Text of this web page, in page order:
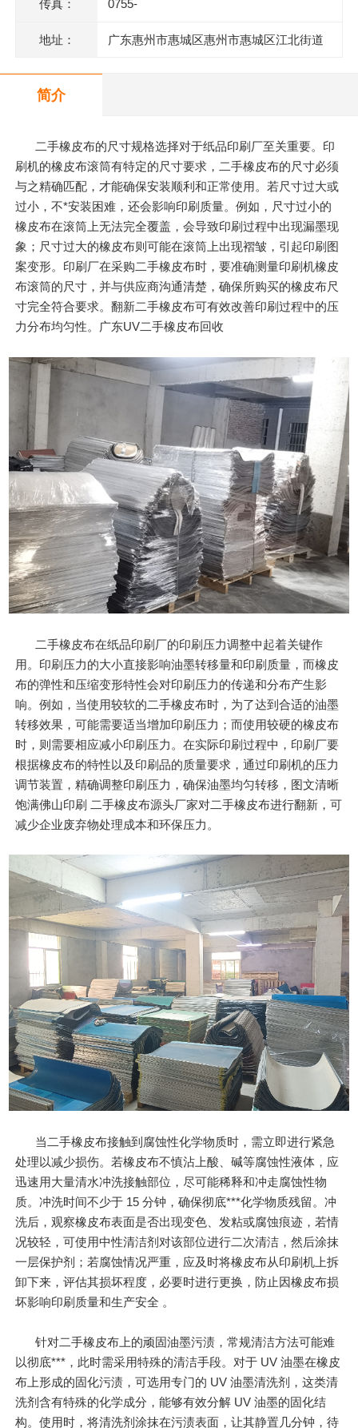
传真： 0755-
地址： 广东惠州市惠城区惠州市惠城区江北街道
简介
二手橡皮布的尺寸规格选择对于纸品印刷厂至关重要。印
刷机的橡皮布滚筒有特定的尺寸要求，二手橡皮布的尺寸必须
与之精确匹配，才能确保安装顺利和正常使用。若尺寸过大或
过小，不*安装困难，还会影响印刷质量。例如，尺寸过小的
橡皮布在滚筒上无法完全覆盖，会导致印刷过程中出现漏墨现
象；尺寸过大的橡皮布则可能在滚筒上出现褶皱，引起印刷图
案变形。印刷厂在采购二手橡皮布时，要准确测量印刷机橡皮
布滚筒的尺寸，并与供应商沟通清楚，确保所购买的橡皮布尺
寸完全符合要求。翻新二手橡皮布可有效改善印刷过程中的压
力分布均匀性。广东UV二手橡皮布回收
二手橡皮布在纸品印刷厂的印刷压力调整中起着关键作
用。印刷压力的大小直接影响油墨转移量和印刷质量，而橡皮
布的弹性和压缩变形特性会对印刷压力的传递和分布产生影
响。例如，当使用较软的二手橡皮布时，为了达到合适的油墨
转移效果，可能需要适当增加印刷压力；而使用较硬的橡皮布
时，则需要相应减小印刷压力。在实际印刷过程中，印刷厂要
根据橡皮布的特性以及印刷品的质量要求，通过印刷机的压力
调节装置，精确调整印刷压力，确保油墨均匀转移，图文清晰
饱满佛山印刷 二手橡皮布源头厂家对二手橡皮布进行翻新，可
减少企业废弃物处理成本和环保压力。
当二手橡皮布接触到腐蚀性化学物质时，需立即进行紧急
处理以减少损伤。若橡皮布不慎沾上酸、碱等腐蚀性液体，应
迅速用大量清水冲洗接触部位，尽可能稀释和冲走腐蚀性物
质。冲洗时间不少于 15 分钟，确保彻底***化学物质残留。冲
洗后，观察橡皮布表面是否出现变色、发粘或腐蚀痕迹，若情
况较轻，可使用中性清洁剂对该部位进行二次清洁，然后涂抹
一层保护剂；若腐蚀情况严重，应及时将橡皮布从印刷机上拆
卸下来，评估其损坏程度，必要时进行更换，防止因橡皮布损
坏影响印刷质量和生产安全 。
针对二手橡皮布上的顽固油墨污渍，常规清洁方法可能难
以彻底***，此时需采用特殊的清洁手段。对于 UV 油墨在橡皮
布上形成的固化污渍，可选用专门的 UV 油墨清洗剂，这类清
洗剂含有特殊的化学成分，能够有效分解 UV 油墨的固化结
构。使用时，将清洗剂涂抹在污渍表面，让其静置几分钟，待